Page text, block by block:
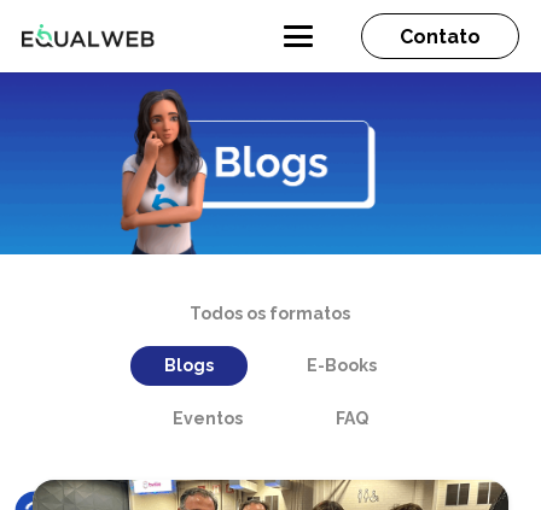
Contato
Todos os formatos
Blogs E-Books
Eventos FAQ